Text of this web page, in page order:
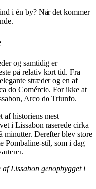
i én by? Når det kommer
og samtidig er
på relativ kort tid. Fra
stræder og en af
do Comércio. For ikke at
Arco do Triunfo.
af historiens mest
i Lissabon raserede cirka
minutter. Derefter blev store
Pombaline-stil, som i dag
Lissabon genopbygget i